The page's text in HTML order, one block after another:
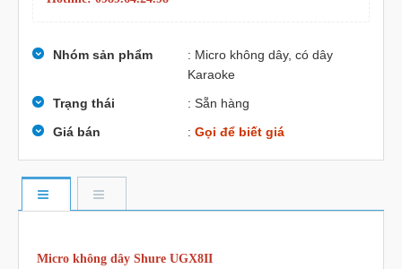
Nhóm sản phẩm
: Micro không dây, có dây
Karaoke
Trạng thái
: Sẵn hàng
Giá bán
: Gọi để biết giá
Micro không dây Shure UGX8II